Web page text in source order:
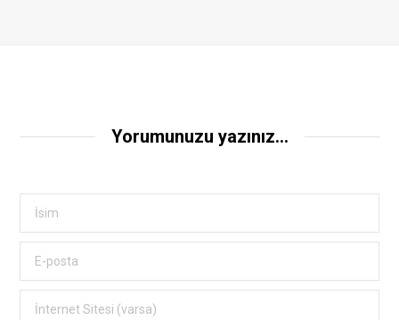
Yorumunuzu yazınız...